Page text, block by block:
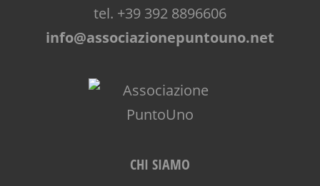
tel. +39 392 8896606
info@associazionepuntouno.net
CHI SIAMO